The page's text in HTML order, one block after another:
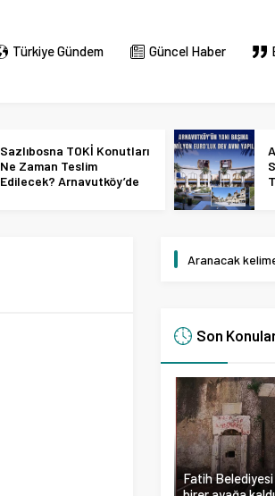
Türkiye Gündem Güncel Haber
Sazlıbosna TOKİ Konutları
Ne Zaman Teslim
Edilecek? Arnavutköy’de
Son
Fatih